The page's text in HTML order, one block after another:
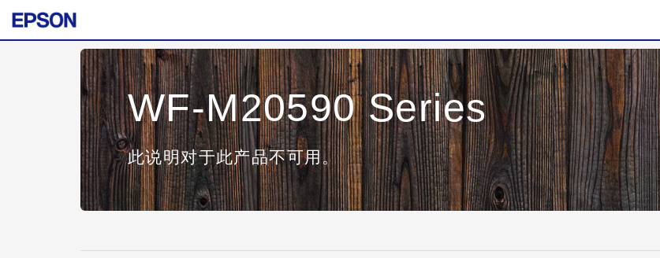
WF-M20590 Series
此说明对于此产品不可用。